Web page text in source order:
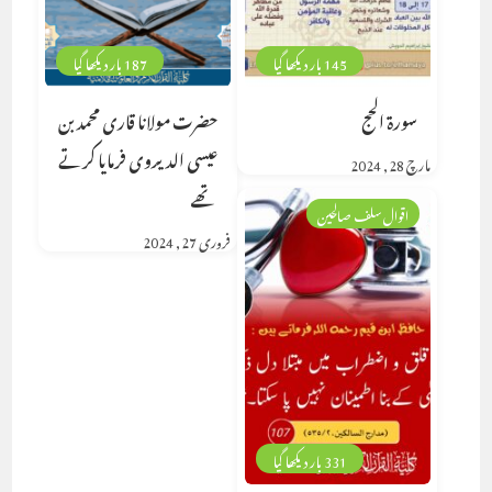
187 بار دیکھا گیا
حضرت مولانا قاری محمد بن
عیسی الدیروی فرمایا کرتے
تھے
فروری 27, 2024
145 بار دیکھا گیا
سورة الحج
مارچ 28, 2024
331 بار دیکھا گیا
اقوال سلف صالحین